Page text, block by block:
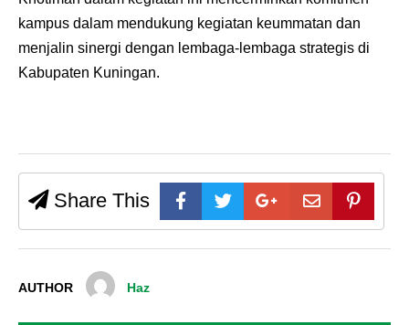
kampus dalam mendukung kegiatan keummatan dan
menjalin sinergi dengan lembaga-lembaga strategis di
Kabupaten Kuningan.
Share This
AUTHOR Haz